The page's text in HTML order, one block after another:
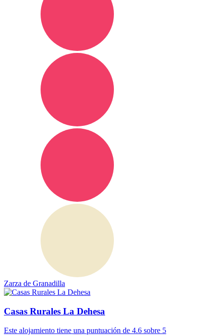
Zarza de Granadilla
Casas Rurales La Dehesa
Este alojamiento tiene una puntuación de 4.6 sobre 5